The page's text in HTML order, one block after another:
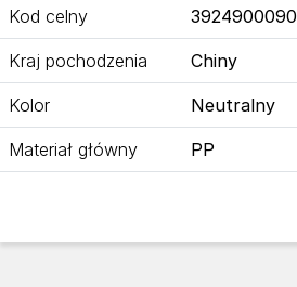
Kod celny 3924900090
Kraj pochodzenia Chiny
Kolor Neutralny
Materiał główny PP